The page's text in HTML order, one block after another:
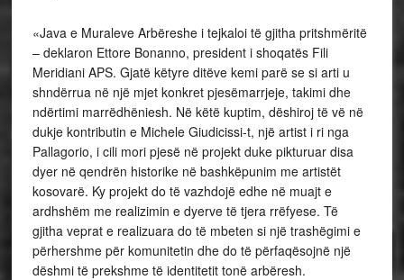
«Java e Muraleve Arbëreshe i tejkaloi të gjitha pritshmëritë
– deklaron Ettore Bonanno, president i shoqatës Fili
Meridiani APS. Gjatë këtyre ditëve kemi parë se si arti u
shndërrua në një mjet konkret pjesëmarrjeje, takimi dhe
ndërtimi marrëdhëniesh. Në këtë kuptim, dëshiroj të vë në
dukje kontributin e Michele Giudicissi-t, një artist i ri nga
Pallagorio, i cili mori pjesë në projekt duke pikturuar disa
dyer në qendrën historike në bashkëpunim me artistët
kosovarë. Ky projekt do të vazhdojë edhe në muajt e
ardhshëm me realizimin e dyerve të tjera rrëfyese. Të
gjitha veprat e realizuara do të mbeten si një trashëgimi e
përhershme për komunitetin dhe do të përfaqësojnë një
dëshmi të prekshme të identitetit tonë arbëresh.